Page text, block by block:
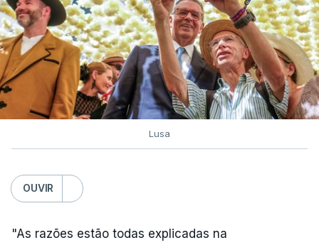
Lusa
OUVIR
"As razões estão todas explicadas na